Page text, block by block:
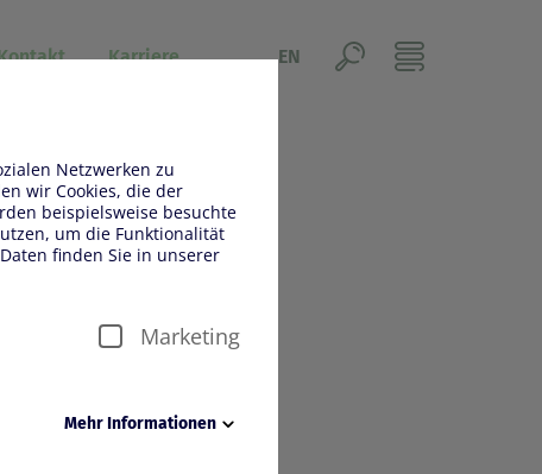
Netzwerken zu
wir Cookies, die der
beispielsweise besuchte
um die Funktionalität
finden Sie in unserer
Marketing
Mehr Informationen
Karriere EN